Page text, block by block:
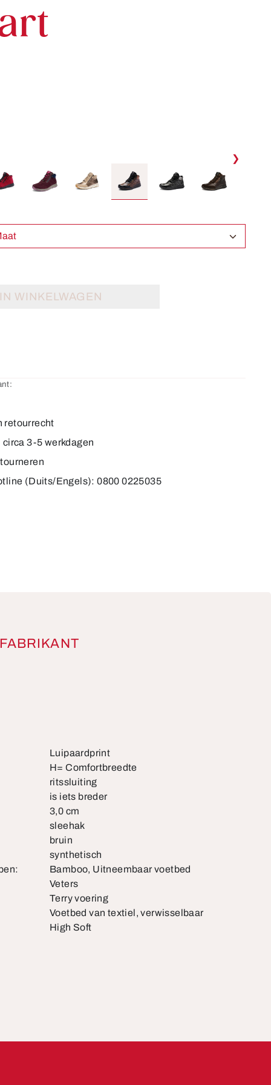
❯
Maat
IN WINKELWAGEN
retourrecht
3-5 werkdagen
(Duits/Engels): 0800 0225035
Luipaardprint
H= Comfortbreedte
ritssluiting
is iets breder
3,0 cm
sleehak
bruin
synthetisch
Bamboo, Uitneembaar voetbed
Veters
Terry voering
Voetbed van textiel, verwisselbaar
High Soft